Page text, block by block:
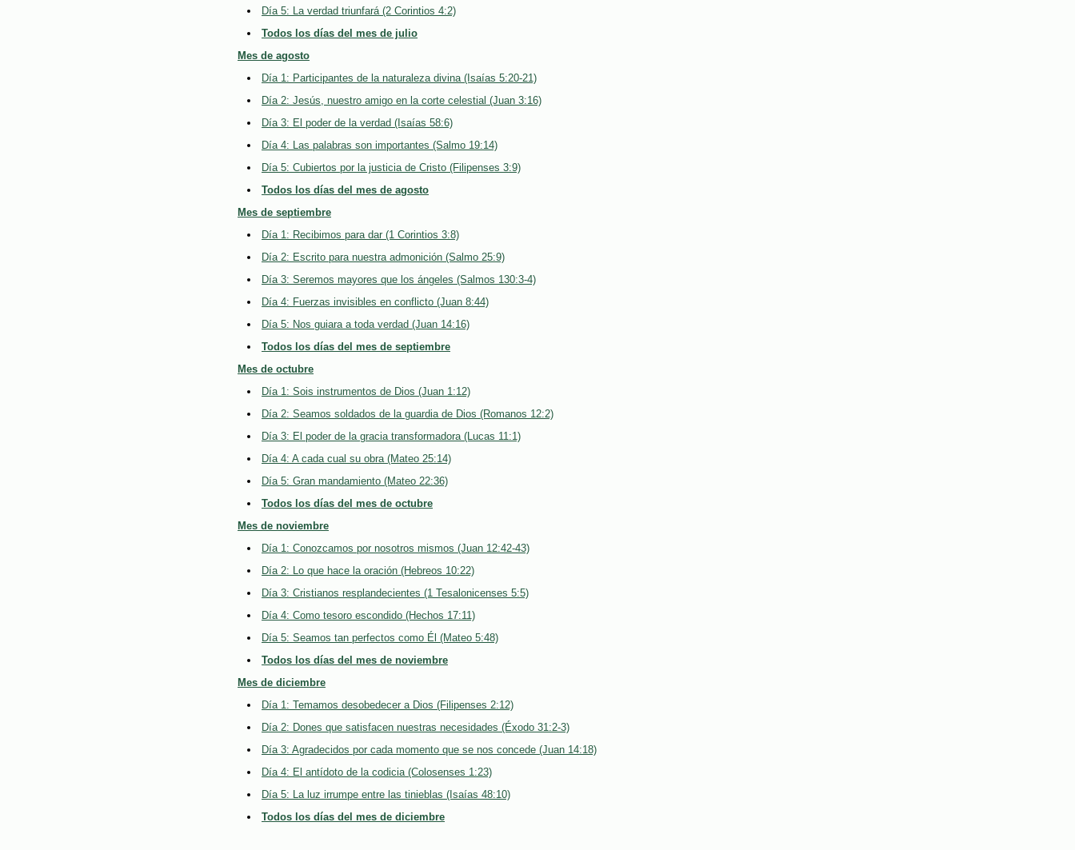
Día 5: La verdad triunfará (2 Corintios 4:2)
Todos los días del mes de julio
Mes de agosto
Día 1: Participantes de la naturaleza divina (Isaías 5:20-21)
Día 2: Jesús, nuestro amigo en la corte celestial (Juan 3:16)
Día 3: El poder de la verdad (Isaías 58:6)
Día 4: Las palabras son importantes (Salmo 19:14)
Día 5: Cubiertos por la justicia de Cristo (Filipenses 3:9)
Todos los días del mes de agosto
Mes de septiembre
Día 1: Recibimos para dar (1 Corintios 3:8)
Día 2: Escrito para nuestra admonición (Salmo 25:9)
Día 3: Seremos mayores que los ángeles (Salmos 130:3-4)
Día 4: Fuerzas invisibles en conflicto (Juan 8:44)
Día 5: Nos guiara a toda verdad (Juan 14:16)
Todos los días del mes de septiembre
Mes de octubre
Día 1: Sois instrumentos de Dios (Juan 1:12)
Día 2: Seamos soldados de la guardia de Dios (Romanos 12:2)
Día 3: El poder de la gracia transformadora (Lucas 11:1)
Día 4: A cada cual su obra (Mateo 25:14)
Día 5: Gran mandamiento (Mateo 22:36)
Todos los días del mes de octubre
Mes de noviembre
Día 1: Conozcamos por nosotros mismos (Juan 12:42-43)
Día 2: Lo que hace la oración (Hebreos 10:22)
Día 3: Cristianos resplandecientes (1 Tesalonicenses 5:5)
Día 4: Como tesoro escondido (Hechos 17:11)
Día 5: Seamos tan perfectos como Él (Mateo 5:48)
Todos los días del mes de noviembre
Mes de diciembre
Día 1: Temamos desobedecer a Dios (Filipenses 2:12)
Día 2: Dones que satisfacen nuestras necesidades (Éxodo 31:2-3)
Día 3: Agradecidos por cada momento que se nos concede (Juan 14:18)
Día 4: El antídoto de la codicia (Colosenses 1:23)
Día 5: La luz irrumpe entre las tinieblas (Isaías 48:10)
Todos los días del mes de diciembre